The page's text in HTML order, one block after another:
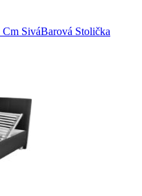
Barová Stolička